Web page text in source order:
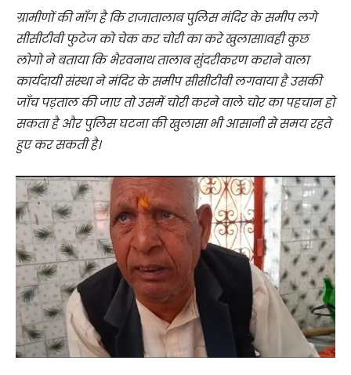
ग्रामीणों की माँग है कि राजातालाब पुलिस मंदिर के समीप लगे
सीसीटीवी फुटेज को चेक कर चोरी का करे खुलासा।वही कुछ
लोगो ने बताया कि भैरवनाथ तालाब सुंदरीकरण कराने वाला
कार्यदायी संस्था ने मंदिर के समीप सीसीटीवी लगवाया है उसकी
जाँच पड़ताल की जाए तो उसमें चोरी करने वाले चोर का पहचान हो
सकता है और पुलिस घटना की खुलासा भी आसानी से समय रहते
हुए कर सकती है।